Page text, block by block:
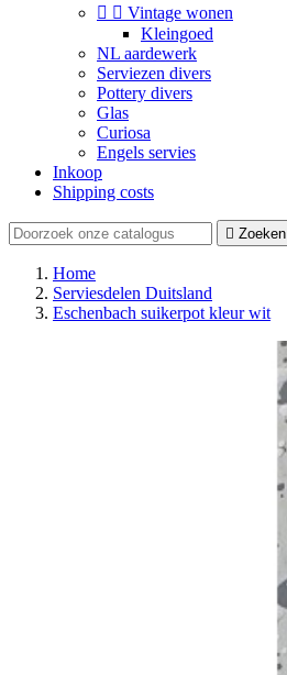
  Vintage wonen
Kleingoed
NL aardewerk
Serviezen divers
Pottery divers
Glas
Curiosa
Engels servies
Inkoop
Shipping costs
 Zoeken
Home
Serviesdelen Duitsland
Eschenbach suikerpot kleur wit